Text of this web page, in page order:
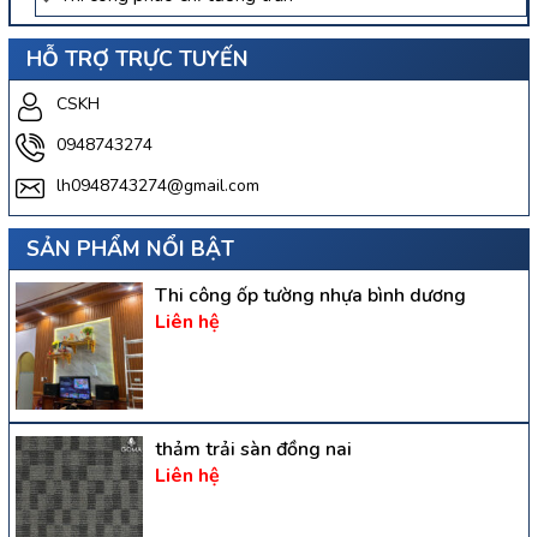
HỖ TRỢ TRỰC TUYẾN
CSKH
0948743274
lh0948743274@gmail.com
SẢN PHẨM NỔI BẬT
Thi công ốp tường nhựa bình dương
Liên hệ
thảm trải sàn đồng nai
Liên hệ